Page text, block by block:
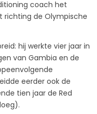
coach het
richting de Olympische
hij werkte vier jaar in
van Gambia en de
eerder ook de
tien jaar de Red